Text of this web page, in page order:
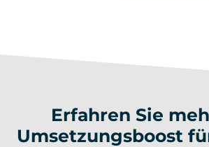
Erfahren Sie
Umsetzungsboost